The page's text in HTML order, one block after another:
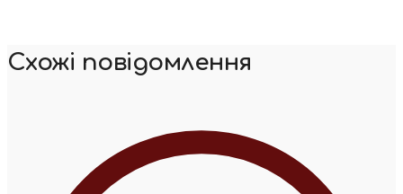
Схожі повідомлення